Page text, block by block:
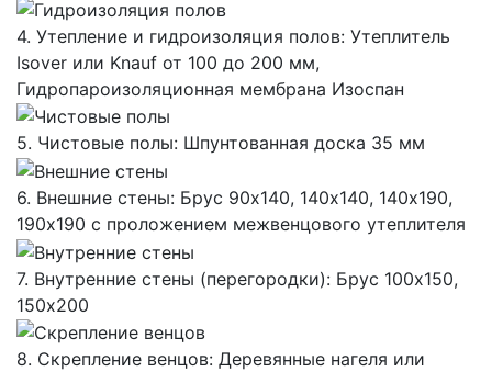
4. Утепление и гидроизоляция полов: Утеплитель
Isover или Knauf от 100 до 200 мм,
Гидропароизоляционная мембрана Изоспан
5. Чистовые полы: Шпунтованная доска 35 мм
6. Внешние стены: Брус 90х140, 140х140, 140х190,
190х190 с проложением межвенцового утеплителя
7. Внутренние стены (перегородки): Брус 100х150,
150х200
8. Скрепление венцов: Деревянные нагеля или